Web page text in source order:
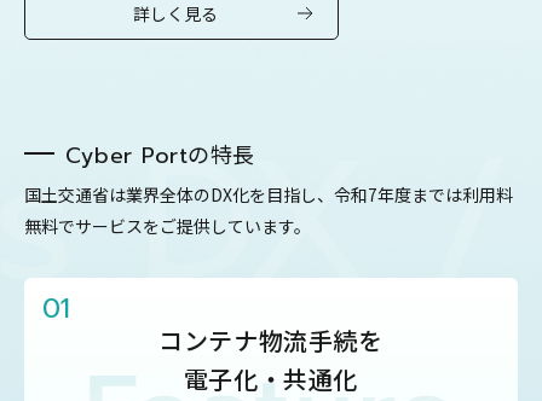
詳しく見る
Cyber Portの特長
国土交通省は業界全体のDX化を目指し、令和7年度までは利用料
無料でサービスをご提供しています。
01
コンテナ物流手続を
電子化・共通化
/